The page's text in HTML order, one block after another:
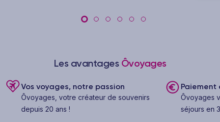
Les avantages Ôvoyages
Vos voyages, notre passion
Ôvoyages, votre créateur de souvenirs
depuis 20 ans !
Paiement
Ôvoyages
séjours en